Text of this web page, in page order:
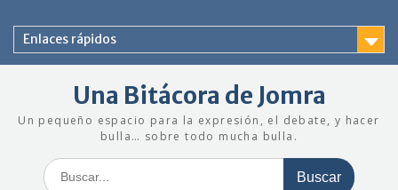
contenido
Enlaces rápidos
Una Bitácora de Jomra
Un pequeño espacio para la expresión, el debate, y hacer
bulla… sobre todo mucha bulla.
Buscar: